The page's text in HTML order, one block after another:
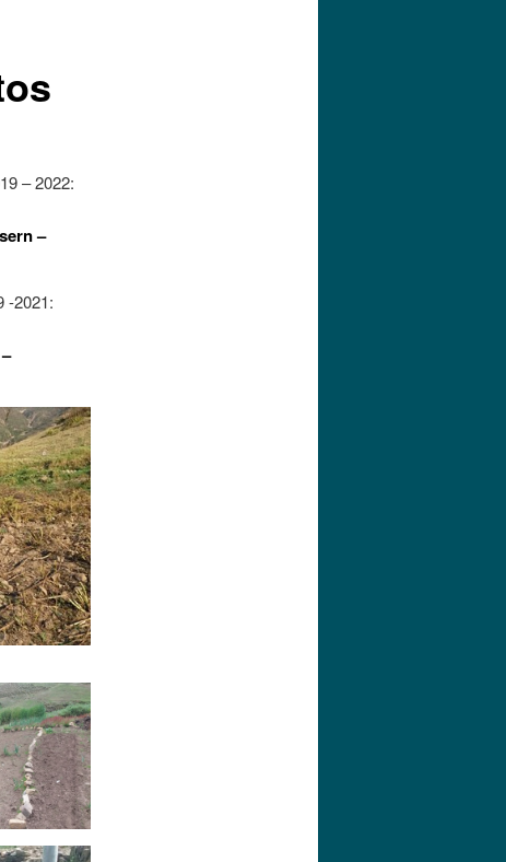
– 2022:
–
-2021: